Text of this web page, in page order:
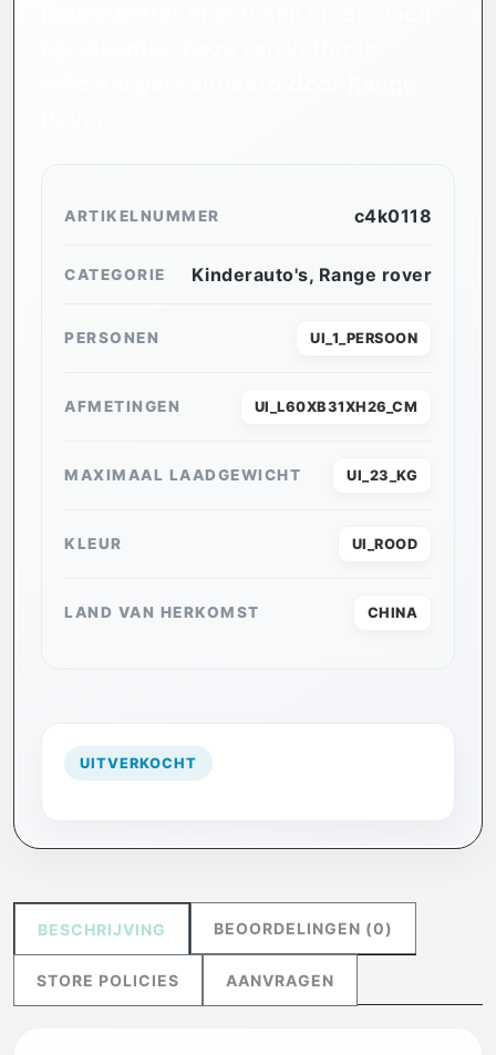
ARTIKELNUMMER c4k0118
CATEGORIE Kinderauto's, Range rover
PERSONEN UI_1_PERSOON
AFMETINGEN UI_L60XB31XH26_CM
MAXIMAAL LAADGEWICHT UI_23_KG
KLEUR UI_ROOD
LAND VAN HERKOMST CHINA
UITVERKOCHT
BESCHRIJVING BEOORDELINGEN (0)
STORE POLICIES AANVRAGEN